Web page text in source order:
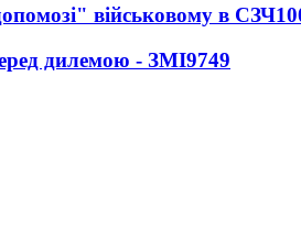
військовому в СЗЧ
дилемою - ЗМІ9749